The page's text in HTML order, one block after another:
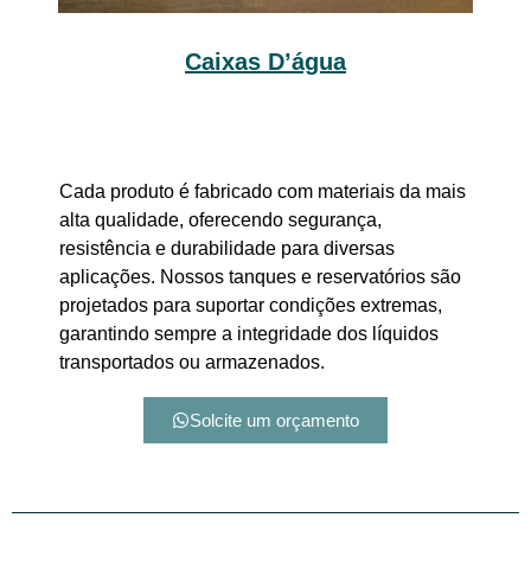
Caixas D’água
Cada produto é fabricado com materiais da mais
alta qualidade, oferecendo segurança,
resistência e durabilidade para diversas
aplicações. Nossos tanques e reservatórios são
projetados para suportar condições extremas,
garantindo sempre a integridade dos líquidos
transportados ou armazenados.
Solcite um orçamento